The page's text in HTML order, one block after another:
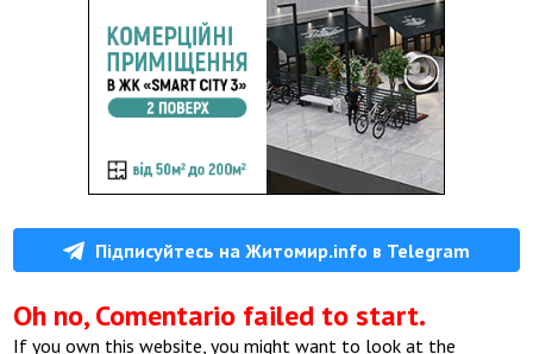
Підписуйтесь на Житомир.info в Telegram
Oh no, Comentario failed to start.
If you own this website, you might want to look at the